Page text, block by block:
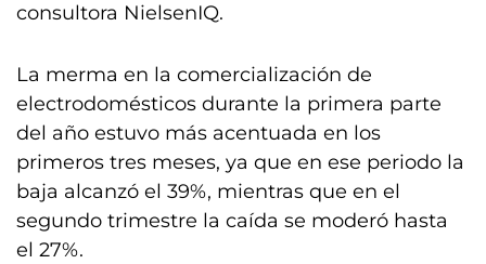
consultora NielsenIQ.
La merma en la comercialización de
electrodomésticos durante la primera parte
del año estuvo más acentuada en los
primeros tres meses, ya que en ese periodo la
baja alcanzó el 39%, mientras que en el
segundo trimestre la caída se moderó hasta
el 27%.